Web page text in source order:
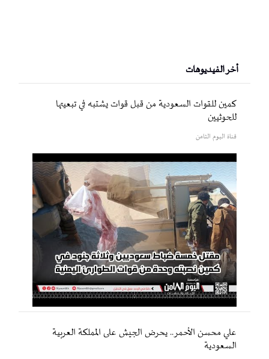
أخر الفيديوهات
كمين للقوات السعودية من قبل قوات يشتبه في تبعيتها
للحوثيين
قناة اليوم الثامن
علي محسن الأحمر.. يحرض الجيش على المملكة العربية
السعودية